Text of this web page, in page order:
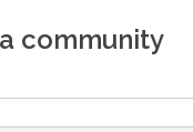
community